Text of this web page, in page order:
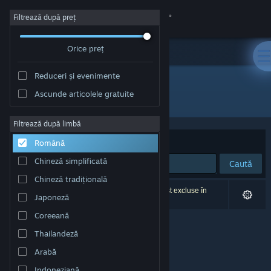
Conectează-te
Despre
Asistență
Schimbă limba
Vezi site în versiunea pentru desktop
Filtrează după preț
Orice preț
Reduceri și evenimente
Ascunde articolele gratuite
Filtrează după limbă
Română
Chineză simplificată
Chineză tradițională
Japoneză
Coreeană
Thailandeză
Arabă
Dezvoltator: Radon Labs
Sortează după
Caută
0 rezultate corespund căutării tale. 2 titluri au fost excluse în
funcție de preferințele tale.